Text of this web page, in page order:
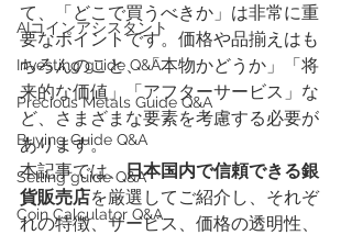
AIコインアシスタント
Investing guide Q&A
Precious Metals Guide Q&A
Buying Guide Q&A
Selling guide Q&A
Coin Calculator Q&A
て、「どこで買うべきか」は非常に重
要なポイントです。価格や品揃えはも
ちろんのこと、「本物かどうか」「将
来的な価値」「アフターサービス」な
ど、さまざまな要素を考慮する必要が
あります。
本記事では、日本国内で信頼できる銀
貨販売店を厳選してご紹介し、それぞ
れの特徴、サービス、価格の透明性、